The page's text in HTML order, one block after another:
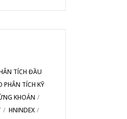
TÍCH ĐẦU
PHÂN TÍCH KỸ
KHOÁN
HNINDEX